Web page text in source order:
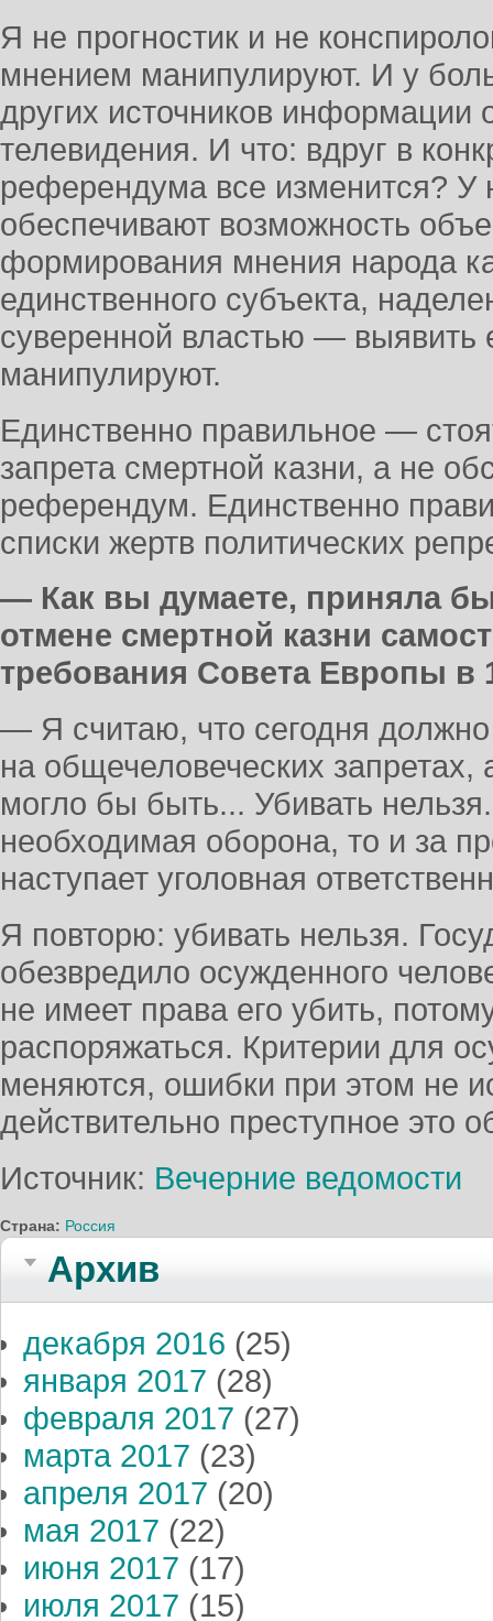
Я не прогностик и не
мнением манипулируют. И у
других источников информации
телевидения. И что: вдруг в
референдума все изменится? У
обеспечивают возможность
формирования мнения народа
единственного субъекта,
суверенной властью — выявить
манипулируют.
Единственно правильное —
запрета смертной казни, а не
референдум. Единственно
списки жертв политических
— Как вы думаете, приняла
отмене смертной казни
требования Совета Европы в
— Я считаю, что сегодня должно
на общечеловеческих запретах,
могло бы быть... Убивать
необходимая оборона, то и за
наступает уголовная
Я повторю: убивать нельзя.
обезвредило осужденного
не имеет права его убить,
распоряжаться. Критерии для
меняются, ошибки при этом не
действительно преступное это
Источник: Вечерние ведомости
Страна: Россия
Архив
декабря 2016 (25)
января 2017 (28)
февраля 2017 (27)
марта 2017 (23)
апреля 2017 (20)
мая 2017 (22)
июня 2017 (17)
июля 2017 (15)